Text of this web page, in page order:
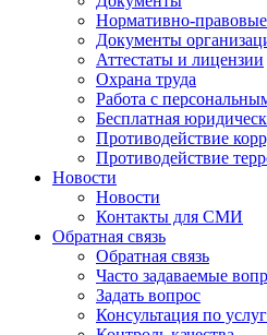
Нормативно-
Документы
Аттестаты и лицензии
Охрана труда
Работа с
Бесплатная
Противодействие
Противодействие
Новости
Новости
Контакты для СМИ
Обратная связь
Обратная связь
Часто задаваемые
Задать вопрос
Консультация по